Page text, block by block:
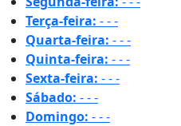
Terça-feira: ---
Quarta-feira: ---
Quinta-feira: ---
Sexta-feira: ---
Sábado: ---
Domingo: ---